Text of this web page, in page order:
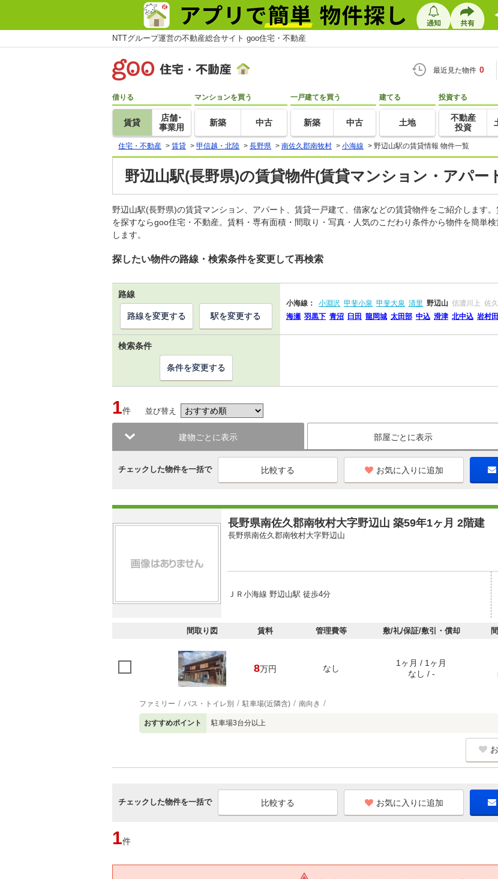
NTTグループ運営の不動産総合サイト goo住宅・不動産
最近見た物件 0
借りる
賃貸
店舗･
事業用
マンションを買う
新築 中古
一戸建てを買う
新築 中古
建てる
土地
投資する
不動産
投資
住宅・不動産 > 賃貸 > 甲信越・北陸 > 長野県 > 南佐久郡南牧村 > 小海線 > 野辺山駅の賃貸情報 物件一覧
野辺山駅(長野県)の賃貸物件(賃貸マンション・アパー
野辺山駅(長野県)の賃貸マンション、アパート、賃貸一戸建て、借家などの賃貸物件をご紹介します
を探すならgoo住宅・不動産。賃料・専有面積・間取り・写真・人気のこだわり条件から物件を簡単
します。
探したい物件の路線・検索条件を変更して再検索
路線
小海線： 小淵沢 甲斐小泉 甲斐大泉 清里 野辺山 信濃川上 佐
海瀬 羽黒下 青沼 臼田 龍岡城 太田部 中込 滑津 北中込 岩村田
路線を変更する 駅を変更する
検索条件
条件を変更する
1件 並び替え
建物ごとに表示 部屋ごとに表示
チェックした物件を一括で お気に入りに追加
長野県南佐久郡南牧村大字野辺山 築59年1ヶ月 2階建
長野県南佐久郡南牧村大字野辺山
ＪＲ小海線 野辺山駅 徒歩4分
間取り図 賃料 管理費等 敷/礼/保証/敷引・償却
8万円 なし
1ヶ月 / 1ヶ月
なし / -
ファミリー バス・トイレ別 駐車場(近隣含) 南向き
おすすめポイント 駐車場3台分以上
チェックした物件を一括で お気に入りに追加
1件